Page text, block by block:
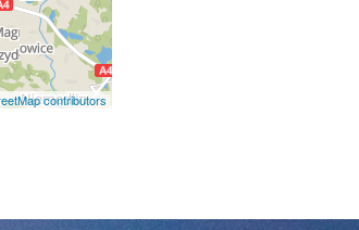
contributors